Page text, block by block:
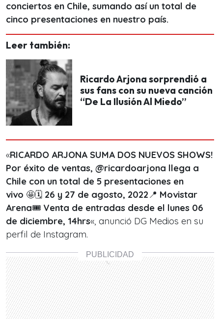
conciertos en Chile, sumando así un total de
cinco presentaciones en nuestro país.
Leer también:
Ricardo Arjona sorprendió a
sus fans con su nueva canción
“De La Ilusión Al Miedo”
«RICARDO ARJONA SUMA DOS NUEVOS SHOWS!
Por éxito de ventas, @ricardoarjona llega a
Chile con un total de 5 presentaciones en
vivo 🤩🗓 26 y 27 de agosto, 2022📍 Movistar
Arena🎟 Venta de entradas desde el lunes 06
de diciembre, 14hrs«, anunció DG Medios en su
perfil de Instagram.